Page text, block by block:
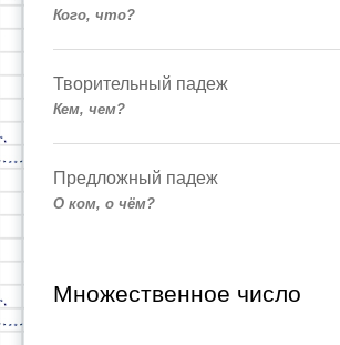
Кого, что?
Творительный падеж
Кем, чем?
Предложный падеж
О ком, о чём?
Множественное число